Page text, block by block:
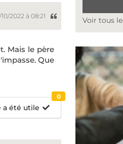
2022 à 08:21
Mais le père
Que
a été utile
0
Voir tous